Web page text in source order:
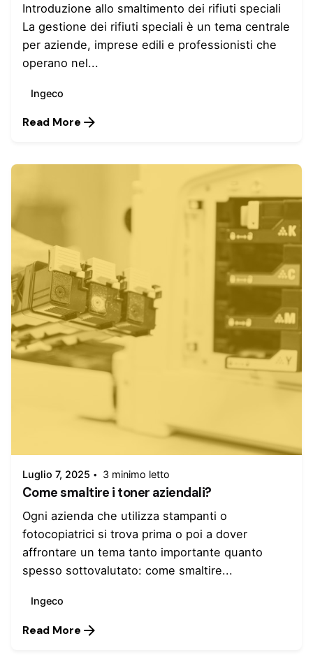
Introduzione allo smaltimento dei rifiuti speciali
La gestione dei rifiuti speciali è un tema centrale
per aziende, imprese edili e professionisti che
operano nel...
Ingeco
Read More
Inserito da
Luglio 7, 2025 3 minimo letto
Come smaltire i toner aziendali?
Ogni azienda che utilizza stampanti o
fotocopiatrici si trova prima o poi a dover
affrontare un tema tanto importante quanto
spesso sottovalutato: come smaltire...
Ingeco
Read More